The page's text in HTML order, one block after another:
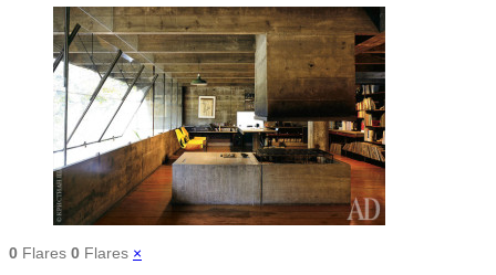
0 Flares 0 Flares ×